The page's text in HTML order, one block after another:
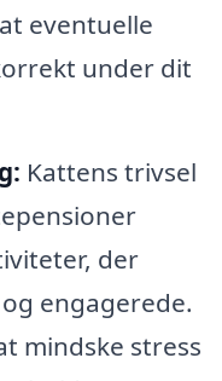
eventuelle
under dit
Kattens trivsel
der
engagerede.
mindske stress